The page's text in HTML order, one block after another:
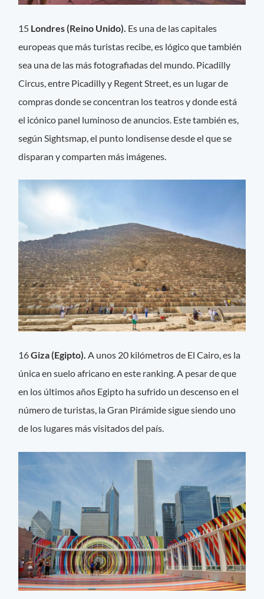
15 Londres (Reino Unido). Es una de las capitales
europeas que más turistas recibe, es lógico que también
sea una de las más fotografiadas del mundo. Picadilly
Circus, entre Picadilly y Regent Street, es un lugar de
compras donde se concentran los teatros y donde está
el icónico panel luminoso de anuncios. Este también es,
según Sightsmap, el punto londisense desde el que se
disparan y comparten más imágenes.
16Giza (Egipto).A unos 20 kilómetros de El Cairo, es la
única en suelo africano en este ranking. A pesar de que
en los últimos años Egipto ha sufrido un descenso en el
número de turistas, la Gran Pirámide sigue siendo uno
de los lugares más visitados del país.